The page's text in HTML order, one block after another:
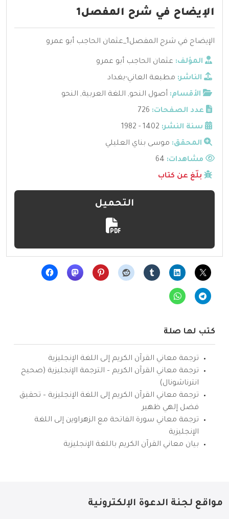
الإيضاح في شرح المفصل1
الإيضاح في شرح المفصل1_عثمان الحاجب أبو عمرو
المؤلف: عثمان الحاجب أبو عمرو
الناشر: مطبعة العاني-بغداد
الأقسام: أصول النحو, اللغة العربية, النحو
عدد الصفحات: 726
سنة النشر: 1402 - 1982
المحقق: موسى بناي العليلي
مشاهدات:
بلّغ عن كتاب
التحميل
كتب لها صلة
ترجمة معاني القرآن الكريم إلى اللغة الإنجليزية
ترجمة معاني القرآن الكريم – الترجمة الإنجليزية (صحيح
انترناشونال)
ترجمة معاني القرآن الكريم إلى اللغة الإنجليزية – تحقيق
فضل إلهي ظهير
ترجمة معاني سورة الفاتحة مع الزهراوين إلى اللغة
الإنجليزية
بيان معاني القرآن الكريم باللغة الإنجليزية
مواقع لجنة الدعوة الإلكترونية